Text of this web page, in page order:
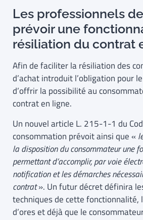
Les professionnels
prévoir une
résiliation du contrat
Afin de faciliter la résiliation des
d’achat introduit l’obligation pour
d’offrir la possibilité au
contrat en ligne.
Un nouvel article L. 215-1-1 du
consommation prévoit ainsi que «
la disposition du consommateur une
permettant d’accomplir, par voie
notification et les démarches
contrat». Un futur décret définira
techniques de cette fonctionnalité,
d’ores et déjà que le